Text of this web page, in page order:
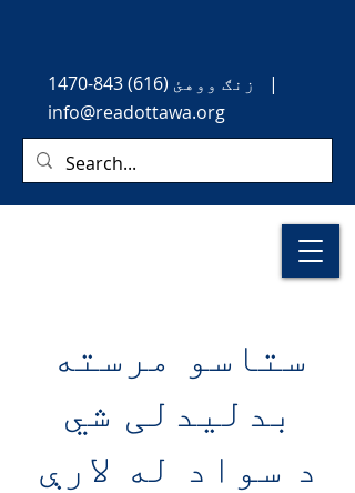
زنګ ووهئ (616) 843-1470
|
info@readottawa.org
ستاسو مرسته
بدلیدلی شي
د سواد له لارې